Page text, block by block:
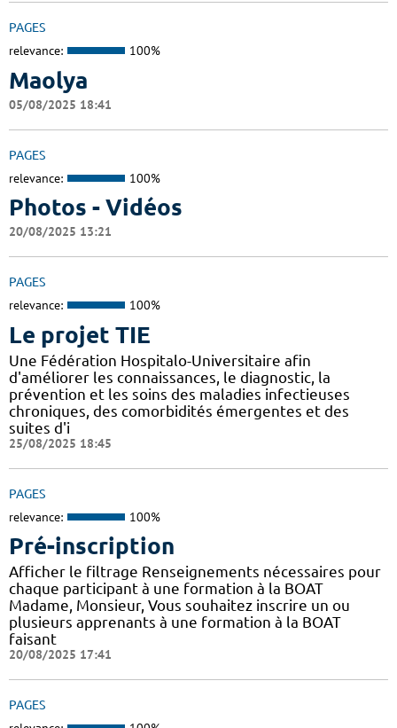
PAGES
relevance: 100%
Maolya
05/08/2025 18:41
PAGES
relevance: 100%
Photos - Vidéos
20/08/2025 13:21
PAGES
relevance: 100%
Le projet TIE
Une Fédération Hospitalo-Universitaire afin
d'améliorer les connaissances, le diagnostic, la
prévention et les soins des maladies infectieuses
chroniques, des comorbidités émergentes et des
suites d'i
25/08/2025 18:45
PAGES
relevance: 100%
Pré-inscription
Afficher le filtrage Renseignements nécessaires pour
chaque participant à une formation à la BOAT
Madame, Monsieur, Vous souhaitez inscrire un ou
plusieurs apprenants à une formation à la BOAT
faisant
20/08/2025 17:41
PAGES